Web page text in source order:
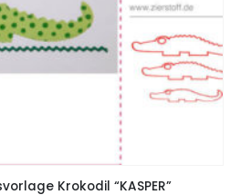
Krokodil “KASPER”